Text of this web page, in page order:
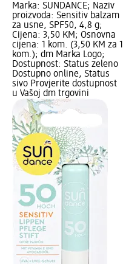
Marka: SUNDANCE; Naziv
proizvoda: Sensitiv balzam
za usne, SPF50, 4,8 g;
Cijena: 3,50 KM; Osnovna
cijena: 1 kom. (3,50 KM za 1
kom.); dm Marka Logo;
Dostupnost: Status zeleno
Dostupno online, Status
sivo Provjerite dostupnost
u Vašoj dm trgovini